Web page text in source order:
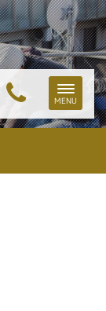
Toggle
MENU